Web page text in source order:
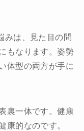
みは、見た目の問
もなります。姿勢
体型の両方が手に
裏一体です。健康
康的なのです。